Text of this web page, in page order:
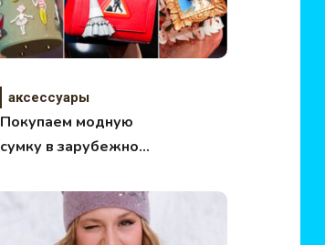
аксессуары
Покупаем модную
сумку в зарубежном